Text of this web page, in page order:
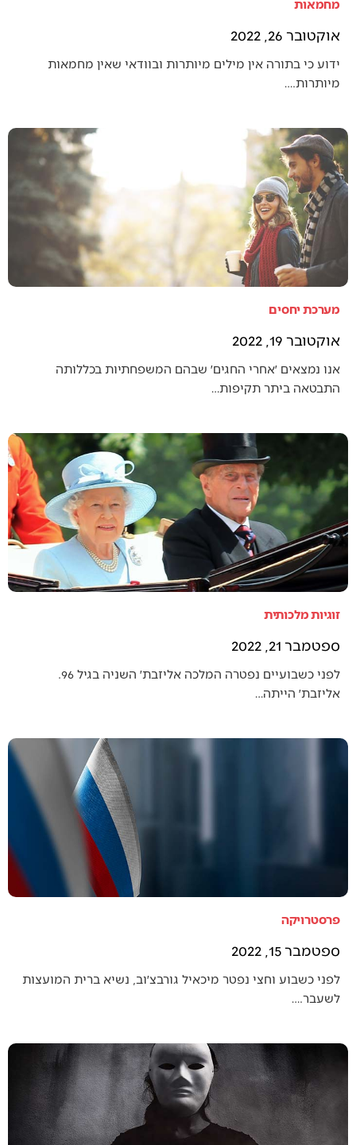
מחמאות
אוקטובר 26, 2022
ידוע כי בתורה אין מילים מיותרות ובוודאי שאין מחמאות
מיותרות.…
מערכת יחסים
אוקטובר 19, 2022
אנו נמצאים ׳אחרי החגים׳ שבהם המשפחתיות בכללותה
התבטאה ביתר תקיפות…
זוגיות מלכותית
ספטמבר 21, 2022
לפני כשבועיים נפטרה המלכה אליזבת׳ השניה בגיל 96.
אליזבת׳ הייתה…
פרסטרויקה
ספטמבר 15, 2022
לפני כשבוע וחצי נפטר מיכאיל גורבצ׳וב, נשיא ברית המועצות
לשעבר.…